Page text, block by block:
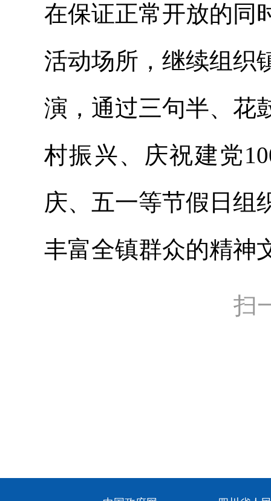
在保证正常开放的同
活动场所，继续组织
演，通过三句半、花
村振兴、庆祝建党
庆、五一等节假日组
丰富全镇群众的精神
扫